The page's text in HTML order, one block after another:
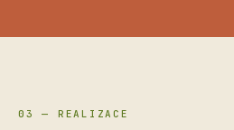
03 — REALIZACE